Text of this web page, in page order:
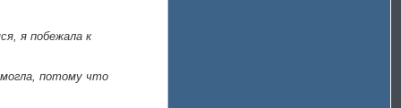
я побежала к
потому что